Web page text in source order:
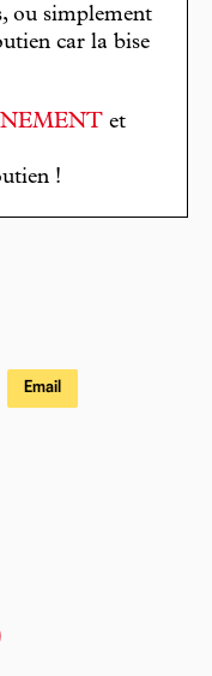
ou simplement
car la bise
et
!
Email